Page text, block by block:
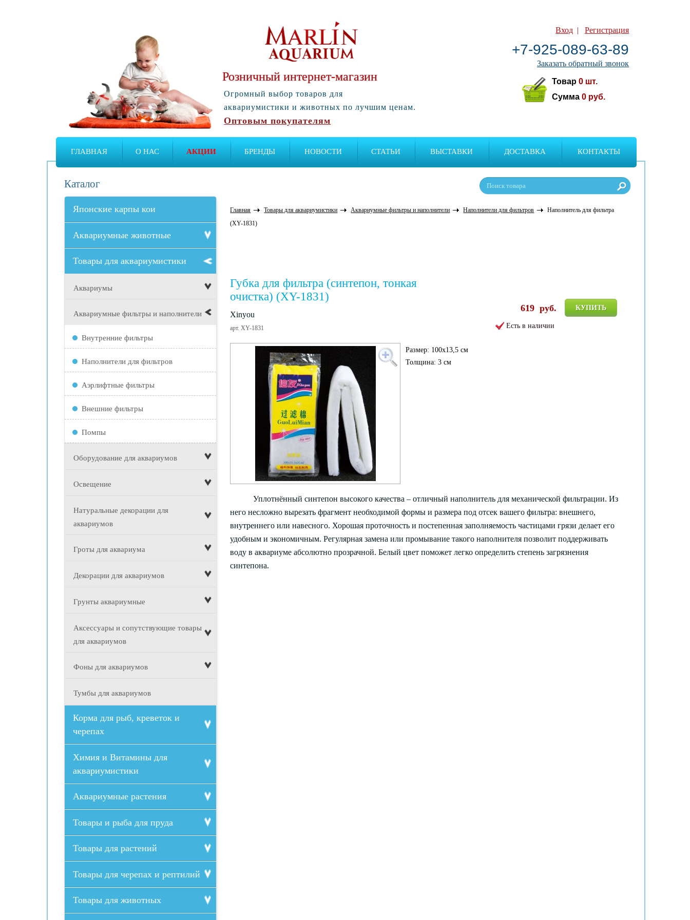
Вход |Регистрация
+7-925-089-63-89
Заказать обратный звонок
Товар0 шт.
Сумма0 руб.
Розничный интернет-магазин
Огромный выбор товаров для
аквариумистики и животных по лучшим ценам.
Оптовым покупателям
ГЛАВНАЯ О НАС АКЦИИ БРЕНДЫ НОВОСТИ СТАТЬИ ВЫСТАВКИ ДОСТАВКА КОНТАКТЫ
Каталог
Японские карпы кои
Аквариумные животные
Товары для аквариумистики
Аквариумы
Аквариумные фильтры и наполнители
Внутренние фильтры
Наполнители для фильтров
Аэрлифтные фильтры
Внешние фильтры
Помпы
Оборудование для аквариумов
Освещение
Натуральные декорации для
аквариумов
Гроты для аквариума
Декорации для аквариумов
Грунты аквариумные
Аксессуары и сопутствующие товары
для аквариумов
Фоны для аквариумов
Тумбы для аквариумов
Корма для рыб, креветок и
черепах
Химия и Витамины для
аквариумистики
Аквариумные растения
Товары и рыба для пруда
Товары для растений
Товары для черепах и рептилий
Товары для животных
Главная Товары для аквариумистики Аквариумные фильтры и наполнители Наполнители для фильтров
Наполнитель для фильтра
(XY-1831)
Губка для фильтра (синтепон, тонкая
очистка) (XY-1831)
Xinyou
арт. XY-1831
КУПИТЬ
619 руб.
Есть в наличии
Размер: 100х13,5 см
Толщина: 3 см
Уплотнённый синтепон высокого качества – отличный наполнитель для механической фильтрации. Из
него несложно вырезать фрагмент необходимой формы и размера под отсек вашего фильтра: внешнего,
внутреннего или навесного. Хорошая проточность и постепенная заполняемость частицами грязи делает его
удобным и экономичным. Регулярная замена или промывание такого наполнителя позволит поддерживать
воду в аквариуме абсолютно прозрачной. Белый цвет поможет легко определить степень загрязнения
синтепона.